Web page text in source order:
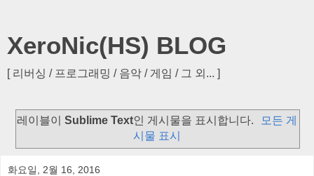
XeroNic(HS) BLOG
[ 리버싱 / 프로그래밍 / 음악 / 게임 / 그 외... ]
레이블이 Sublime Text인 게시물을 표시합니다.
모든 게
시물 표시
화요일, 2월 16, 2016